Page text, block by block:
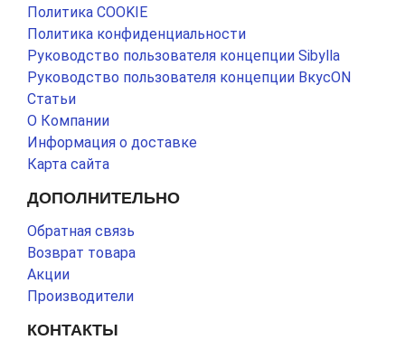
Политика COOKIE
Политика конфиденциальности
Руководство пользователя концепции Sibylla
Руководство пользователя концепции ВкусON
Статьи
О Компании
Информация о доставке
Карта сайта
ДОПОЛНИТЕЛЬНО
Обратная связь
Возврат товара
Акции
Производители
КОНТАКТЫ